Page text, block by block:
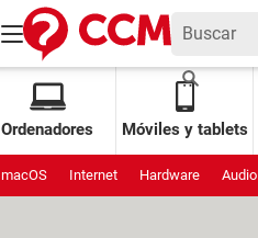
Ordenadores Móviles y tablets
macOS Internet Hardware Audio